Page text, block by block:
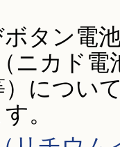
ボタン電
ニカド
につい
。